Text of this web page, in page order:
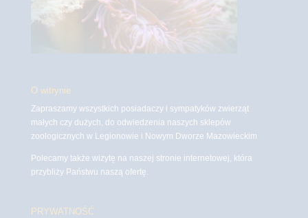
O witrynie
Zapraszamy wszystkich posiadaczy i sympatyków zwierząt
małych czy dużych, do odwiedzenia naszych sklepów
zoologicznych w Legionowie i Nowym Dworze Mazowieckim
Polecamy także wizytę na naszej stronie internetowej, która
przybliży Państwu naszą ofertę.
PRYWATNOŚĆ